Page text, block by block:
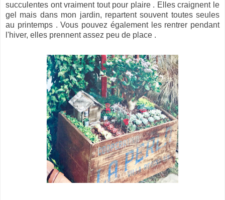
succulentes ont vraiment tout pour plaire . Elles craignent le
gel mais dans mon jardin, repartent souvent toutes seules
au printemps . Vous pouvez également les rentrer pendant
l'hiver, elles prennent assez peu de place .